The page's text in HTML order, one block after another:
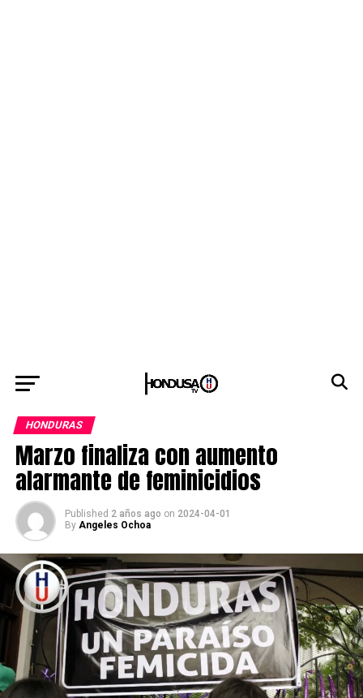
HONDURAS
Marzo finaliza con aumento
alarmante de feminicidios
Published 2 años ago on 2024-04-01
By Angeles Ochoa